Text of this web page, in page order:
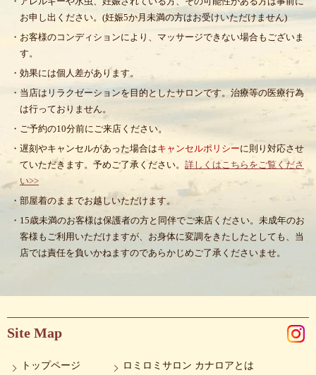
お申し出ください。(妊娠5か月未満の方はお受けいただけません)
・お客様のコンディションにより、マッサージできない場合もございま
す。
・効果には個人差があります。
・当店はリラクゼーションを目的としたサロンです。治療等の医療行為
は行っておりません。
・ご予約の10分前にご来店ください。
・遅刻やキャンセルがあった場合はキャンセルポリシーに則り対応させ
ていただきます。予めご了承ください。 詳しくはこちらをご覧くださ
い>>
・部屋着のままでお越しいただけます。
・15歳未満のお客様は保護者の方と同伴でご来店ください。未成年のお
客様もご利用いただけますが、お身体に変調をきたしたとしても、当
店では責任を負いかねますのであらかじめご了承くださいませ。
Site Map
トップページ
ロミロミサロン カナロアとは